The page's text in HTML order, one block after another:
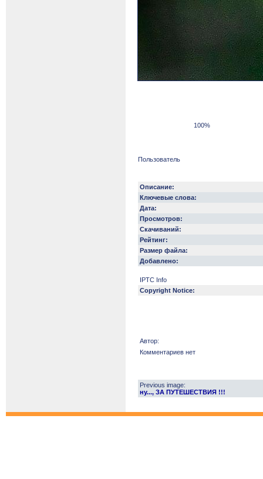
100%
Пользователь
Описание:
Ключевые слова:
Дата:
Просмотров:
Скачиваний:
Рейтинг:
Размер файла:
Добавлено:
IPTC Info
Copyright Notice:
Автор:
Комментариев нет
Previous image:
ну..., ЗА ПУТЕШЕСТВИЯ !!!